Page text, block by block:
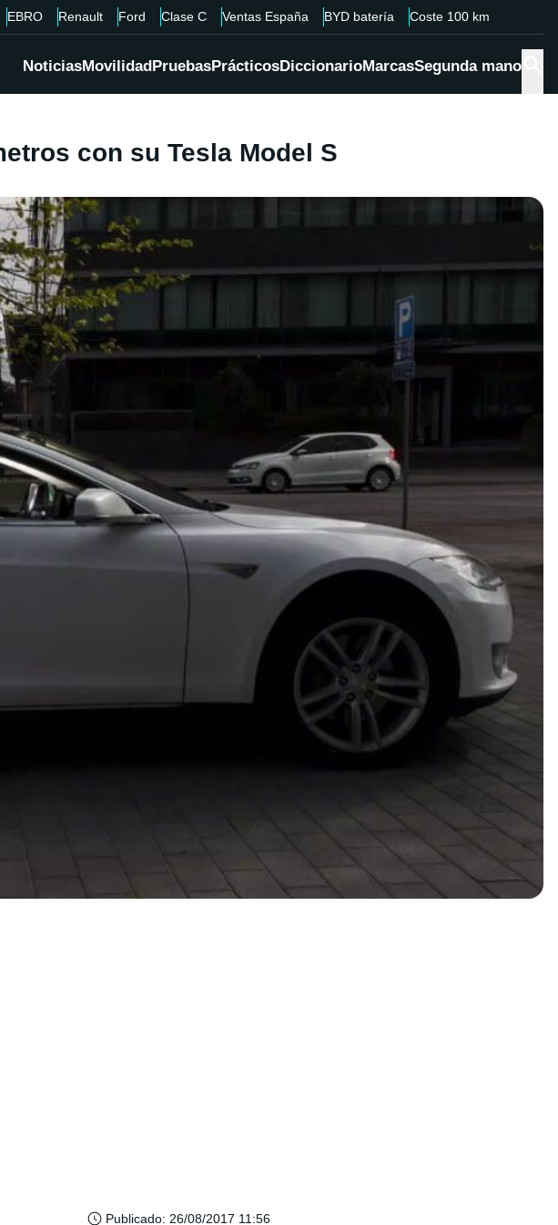
EBRO Renault Ford Clase C Ventas España BYD batería Coste 100 km
NoticiasMovilidadPruebasPrácticosDiccionarioMarcasSegunda mano
con su Tesla Model S
Publicado: 26/08/2017 11:56